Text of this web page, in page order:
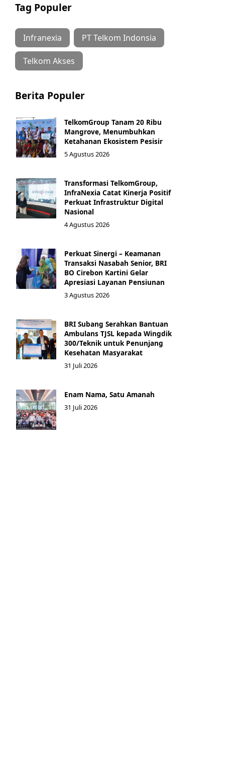
Tag Populer
Infranexia PT Telkom Indonsia
Telkom Akses
Berita Populer
TelkomGroup Tanam 20 Ribu
Mangrove, Menumbuhkan
Ketahanan Ekosistem Pesisir
5 Agustus 2026
Transformasi TelkomGroup,
InfraNexia Catat Kinerja Positif
Perkuat Infrastruktur Digital
Nasional
4 Agustus 2026
Perkuat Sinergi – Keamanan
Transaksi Nasabah Senior, BRI
BO Cirebon Kartini Gelar
Apresiasi Layanan Pensiunan
3 Agustus 2026
BRI Subang Serahkan Bantuan
Ambulans TJSL kepada Wingdik
300/Teknik untuk Penunjang
Kesehatan Masyarakat ​
31 Juli 2026
Enam Nama, Satu Amanah
31 Juli 2026